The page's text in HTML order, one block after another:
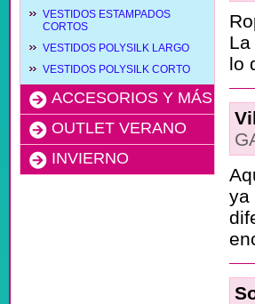
VESTIDOS ESTAMPADOS
CORTOS
VESTIDOS POLYSILK LARGO
VESTIDOS POLYSILK CORTO
ACCESORIOS Y MÁS
OUTLET VERANO
INVIERNO
lo
ya